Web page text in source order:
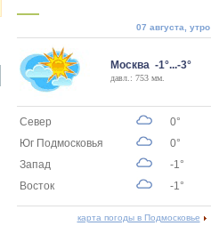
07 августа, утро
Москва -1°...-3°
давл.: 753 мм.
Север
0°
Юг Подмосковья
0°
Запад
-1°
Восток
-1°
карта погоды в Подмосковье